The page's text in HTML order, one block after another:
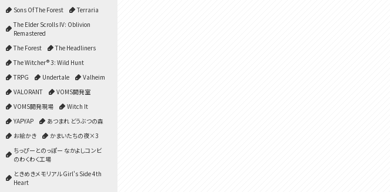
Sons Of The Forest
Terraria
The Elder Scrolls IV: Oblivion
Remastered
The Forest
The Headliners
The Witcher® 3: Wild Hunt
TRPG
Undertale
Valheim
VALORANT
VOMS開発室
VOMS開発現場
Witch It
YAPYAP
あつまれ どうぶつの森
お絵かき
かまいたちの夜×3
ちっぴーとのっぽー なかよしコンビ
のわくわく工場
ときめきメモリアル Girl's Side 4th
Heart